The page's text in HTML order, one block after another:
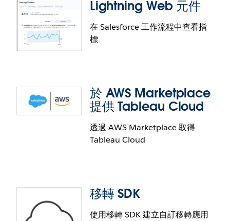
Tableau Pulse Web 元件
應用程式中，不必中斷日常工作的工作流程，即可快
速查看 KPI 的狀態。
Lightning Web 元件
在 Salesforce 工作流程中查看指
標
Tableau Pulse Lightning Web 元件
Salesforce 工作流程中，讓您直接在工作流程中掌握
您的 KPI。
於 AWS Marketplace
提供 Tableau Cloud
透過 AWS Marketplace 取得
Tableau Cloud
移轉 SDK
使用移轉 SDK 建立自訂移轉應用